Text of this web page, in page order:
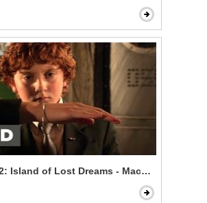
Island of Lost Dreams - Machete's